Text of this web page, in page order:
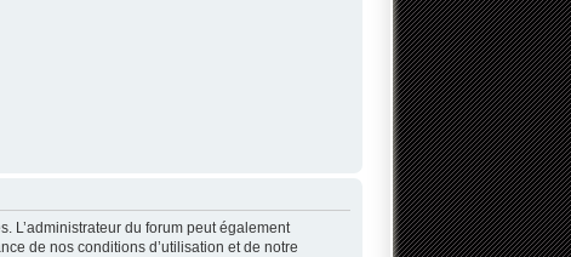
L’administrateur du forum peut également
de nos conditions d’utilisation et de notre